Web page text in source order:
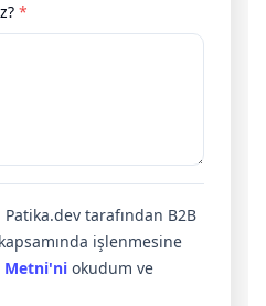
*
tarafından B2B
işlenmesine
Metni'ni okudum ve